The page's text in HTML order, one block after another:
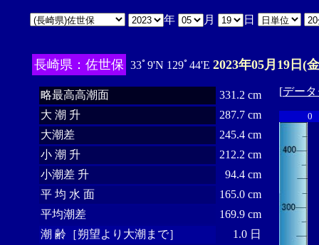
年 月 日
長崎県：佐世保 33ﾟ9'N 129ﾟ44'E 2023年05月19日(
略最高高潮面
331.2 cm
大 潮 升
287.7 cm
大潮差
245.4 cm
小 潮 升
212.2 cm
小潮差 升
94.4 cm
平 均 水 面
165.0 cm
平均潮差
169.9 cm
潮 齢［朔望より大潮まで］
1.0 日
[デー
0